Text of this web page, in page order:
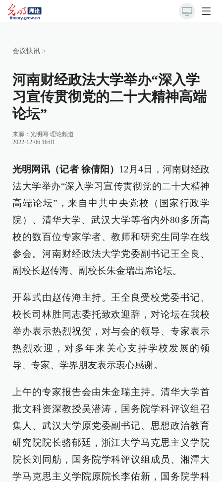
会议快讯 >
河南财经政法大学举办“深入学
习宣传贯彻党的二十大精神高端
论坛”
来源： 光明网-理论频道
2022-12-06 16:01
光明网讯（记者 徐倩阳） 12月4日，河南财经政
法大学举办“深入学习宣传贯彻党的二十大精神
高端论坛”，来自中共中央党校（国家行政学
院）、清华大学、武汉大学等省内外80多所高
校的数百位专家学者、教师和研究生同学在线
参会。河南财经政法大学党委副书记王全良、
副校长赵传海、副校长朱金瑞出席论坛。
开幕式由赵传海主持。王全良受校党委书记、
校长司林胜同志委托致欢迎辞，对论坛在我校
举办表示热烈祝贺，对与会的领导、专家表示
热烈欢迎，对多年来关心支持学校发展的领
导、专家、学界朋友表示衷心感谢。
上午的专家报告会由朱金瑞主持。清华大学首
批文科资深教授吴潜涛，国务院学科评议组召
集人、武汉大学原党委副书记、思想政治教育
研究院院长骆郁廷，浙江大学马克思主义学院
院长刘同舫，国务院学科评议组成员、湘潭大
学马克思主义学院原院长李佑新，国务院学科